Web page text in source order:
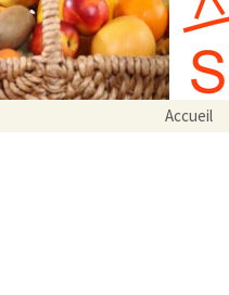
Aller
au
Accueil